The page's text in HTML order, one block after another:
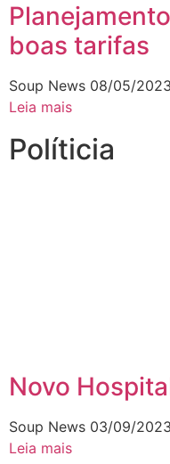
boas tarifas
Soup News 08/05/2023
Leia mais
Políticia
Novo
Soup News 03/09/2023
Leia mais